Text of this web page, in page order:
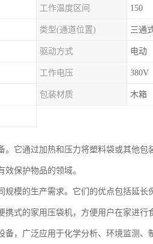
工作温度区间 150
类型(通道位置) 三通
驱动方式 电动
工作电压 380V
包装材质 木箱
它通过加热和压力将塑料袋或其他包
保护物品的领域。
模的生产需求。它们的优点包括延长
式的家用压袋机，方便用户在家进行
，广泛应用于化学分析、环境监测、